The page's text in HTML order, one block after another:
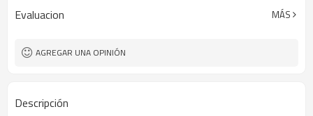
exportación de pvc
Estándar ASTM A53 Gr. A B C
Evaluacion MÁS
AGREGAR UNA OPINIÓN
Descripción